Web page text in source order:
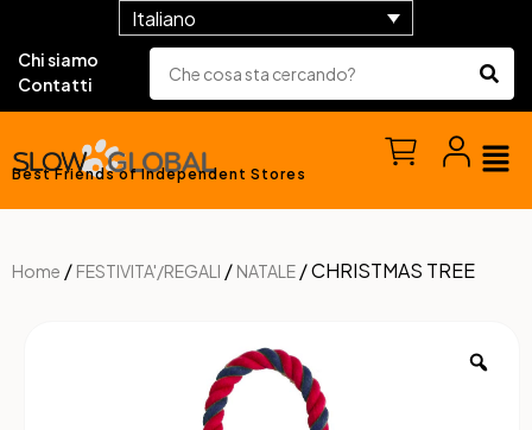
Italiano
Chi siamo
Contatti
Best Friends of Independent Stores
Home / FESTIVITA'/REGALI / NATALE / CHRISTMAS TREE